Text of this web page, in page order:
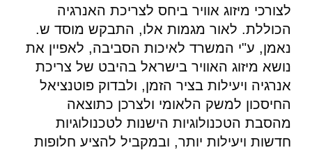
לצורכי מיזוג אוויר ביחס לצריכת האנרגיה
הכוללת. לאור מגמות אלו, התבקש מוסד ש.
נאמן, ע"י המשרד לאיכות הסביבה, לאפיין את
נושא מיזוג האוויר בישראל בהיבט של צריכת
אנרגיה ויעילות בציר הזמן, ולבדוק פוטנציאל
החיסכון למשק הלאומי ולצרכן כתוצאה
מהסבת הטכנולוגיות הישנות לטכנולוגיות
חדשות ויעילות יותר, ובמקביל להציע חלופות